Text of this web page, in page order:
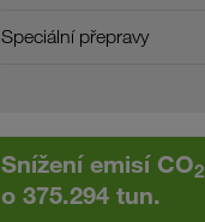
Speciální přepravy
Snížení emisí CO2
o 375.294 tun.